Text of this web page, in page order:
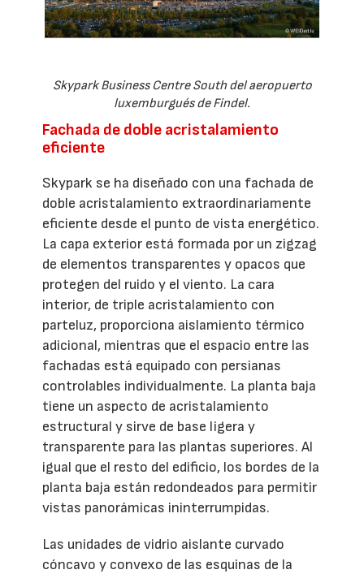
Skypark Business Centre South del aeropuerto
luxemburgués de Findel.
Fachada de doble acristalamiento
eficiente
Skypark se ha diseñado con una fachada de
doble acristalamiento extraordinariamente
eficiente desde el punto de vista energético.
La capa exterior está formada por un zigzag
de elementos transparentes y opacos que
protegen del ruido y el viento. La cara
interior, de triple acristalamiento con
parteluz, proporciona aislamiento térmico
adicional, mientras que el espacio entre las
fachadas está equipado con persianas
controlables individualmente. La planta baja
tiene un aspecto de acristalamiento
estructural y sirve de base ligera y
transparente para las plantas superiores. Al
igual que el resto del edificio, los bordes de la
planta baja están redondeados para permitir
vistas panorámicas ininterrumpidas.
Las unidades de vidrio aislante curvado
cóncavo y convexo de las esquinas de la